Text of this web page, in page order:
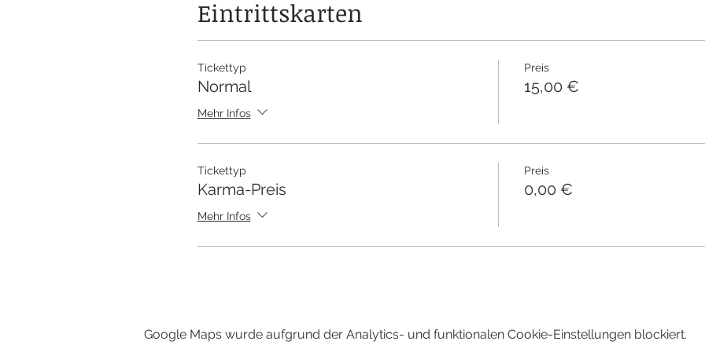
Eintrittskarten
Tickettyp
Normal
Mehr Infos
Preis
15,00 €
Tickettyp
Karma-Preis
Mehr Infos
Preis
0,00 €
Google Maps wurde aufgrund der Analytics- und funktionalen Cookie-Einstellungen blockiert.